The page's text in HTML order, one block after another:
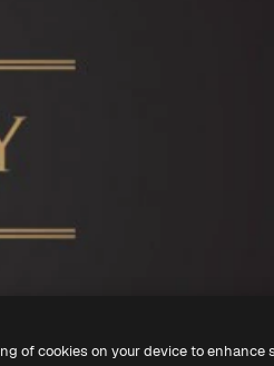
of cookies on your device to enhance